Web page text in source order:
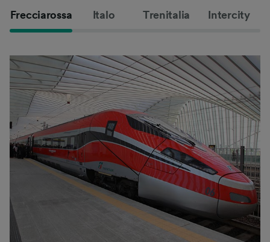
Frecciarossa Italo Trenitalia Intercity